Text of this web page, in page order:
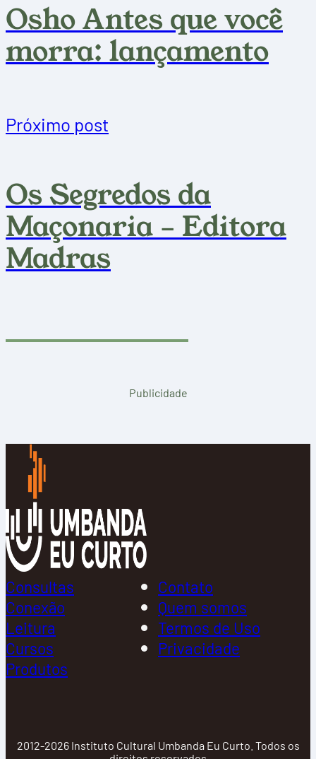
Osho Antes que você
morra: lançamento
Próximo post
Os Segredos da
Maçonaria – Editora
Madras
Publicidade
Consultas
Conexão
Leitura
Cursos
Produtos
Contato
Quem somos
Termos de Uso
Privacidade
2012-2026 Instituto Cultural Umbanda Eu Curto. Todos os